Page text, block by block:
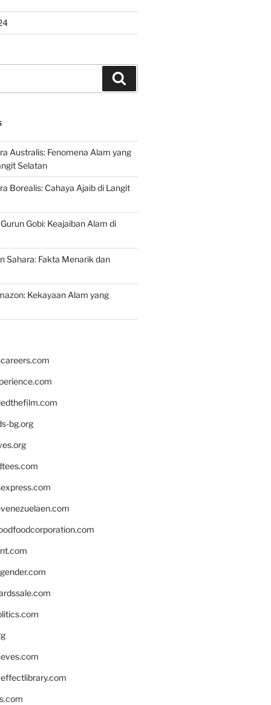
Australis: Fenomena Alam yang
Selatan
Borealis: Cahaya Ajaib di Langit
Gobi: Keajaiban Alam di
Sahara: Fakta Menarik dan
Kekayaan Alam yang
bg.org